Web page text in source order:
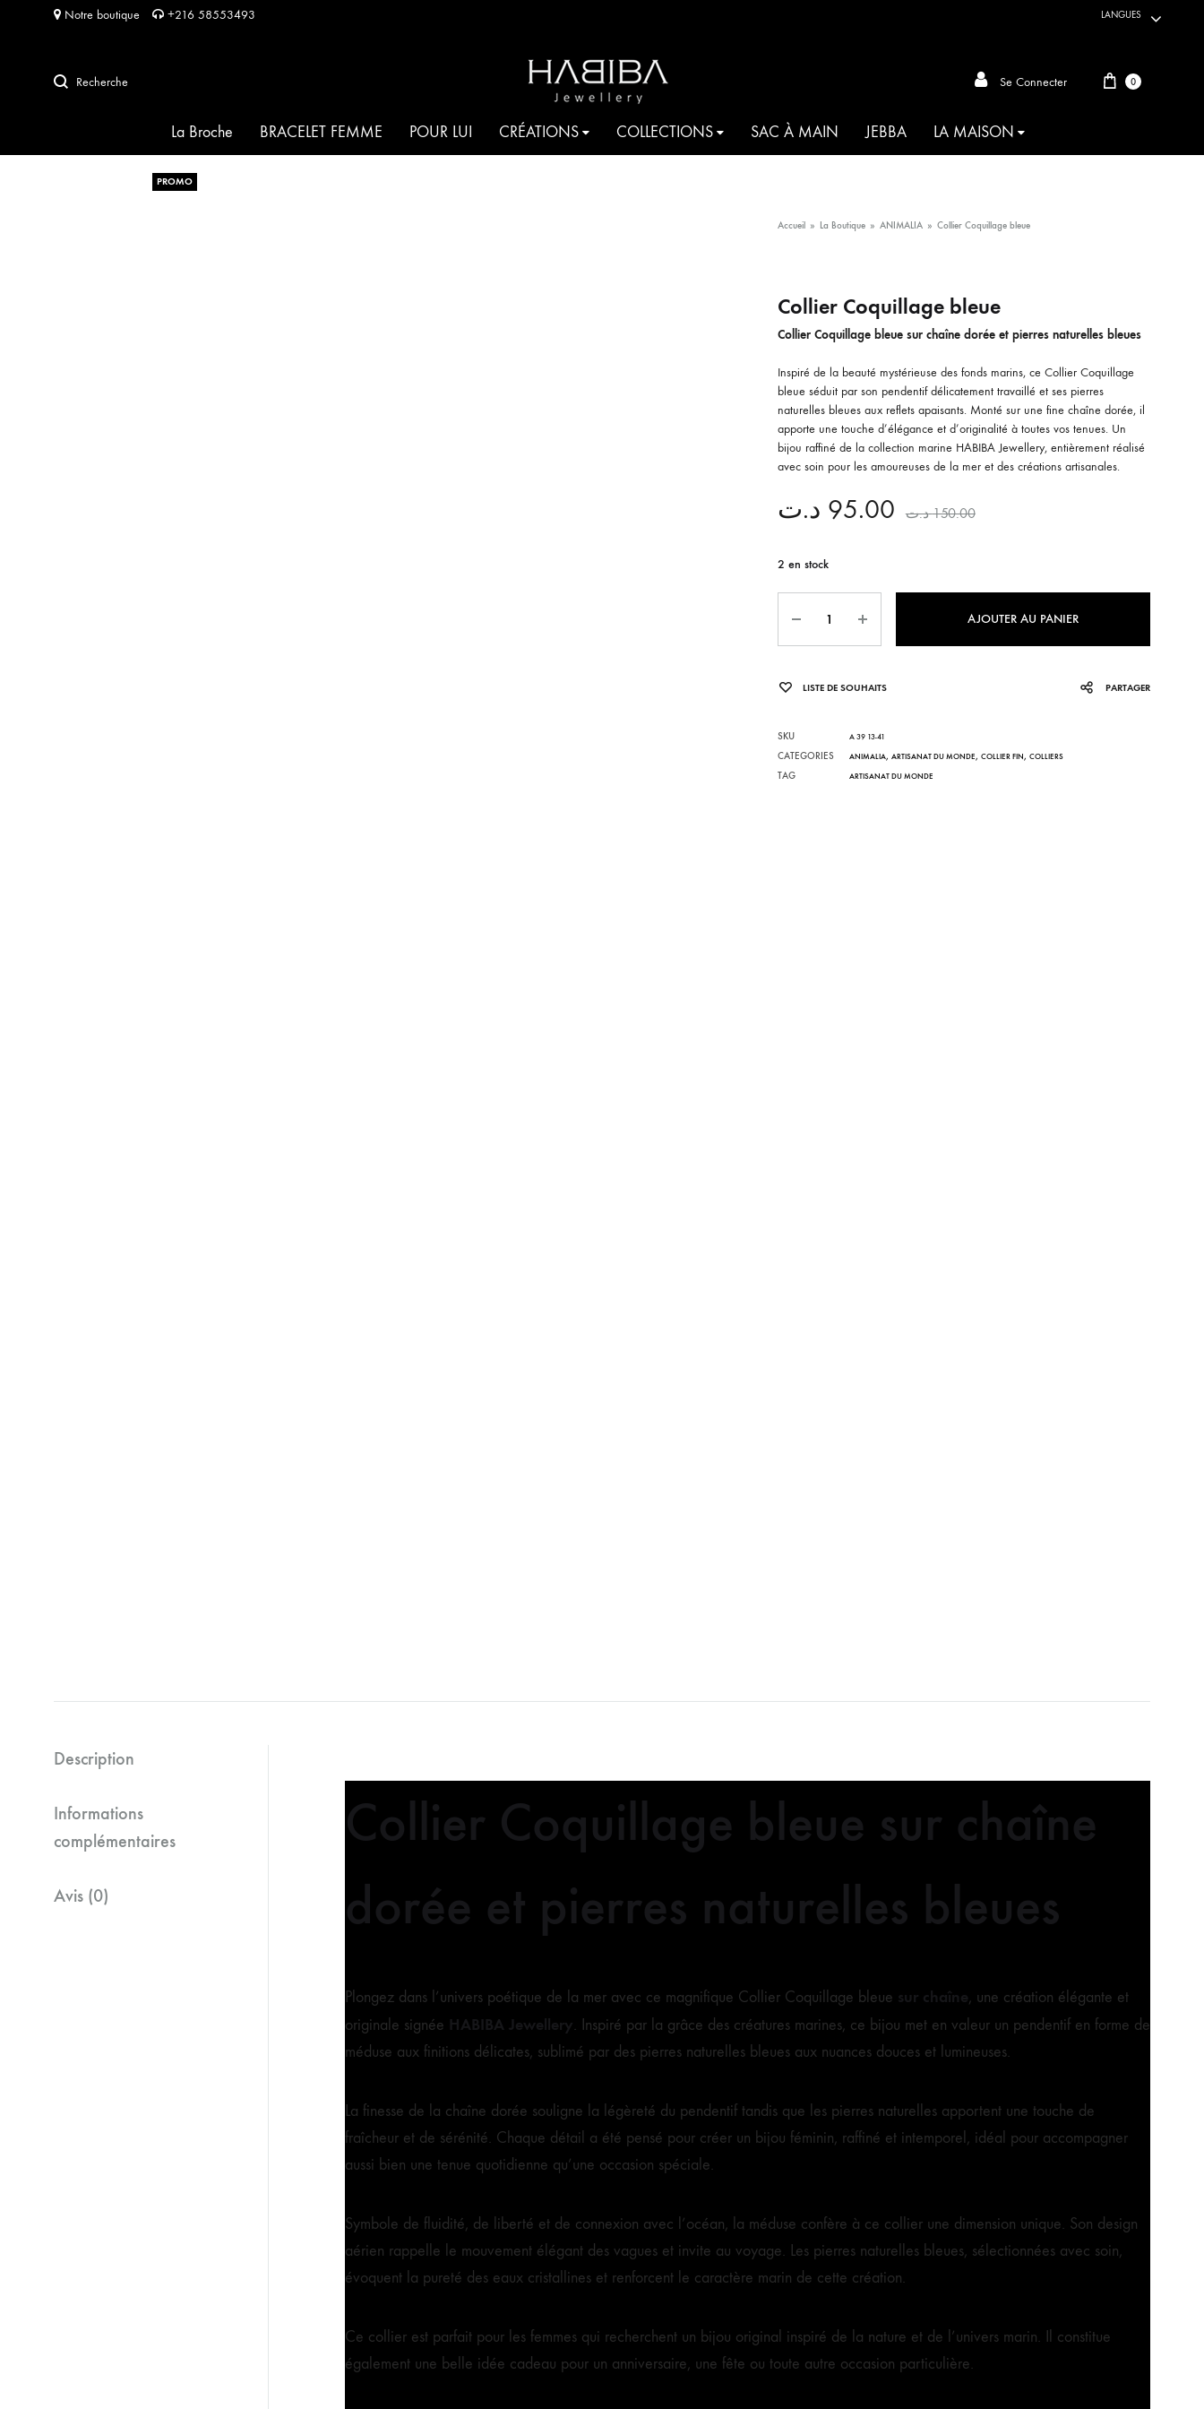
Notre boutique +216 58553493 LANGUES
Recherche
HABIBA
JEWELLERY
Be
Se Connecter Panier
0
La Broche BRACELET FEMME POUR LUI CRÉATIONS COLLECTIONS
ANIMALIA
SOIE D’HABIBA
MAHBOUBA
KHOMSSA
CORALIA
AFRICANA
LUNEA
LIRA
SAC À MAIN JEBBA LA MAISON
PROMO
Accueil » La Boutique » ANIMALIA » Collier Coquillage bleue
Collier Coquillage bleue
Collier Coquillage bleue sur chaîne dorée et pierres naturelles bleues
Inspiré de la beauté mystérieuse des fonds marins, ce Collier Coquillage
bleue séduit par son pendentif délicatement travaillé et ses pierres
naturelles bleues aux reflets apaisants. Monté sur une fine chaîne dorée, il
apporte une touche d’élégance et d’originalité à toutes vos tenues. Un
bijou raffiné de la collection marine HABIBA Jewellery, entièrement réalisé
avec soin pour les amoureuses de la mer et des créations artisanales.
95.00 د.ت 150.00 د.ت
2 en stock
AJOUTER AU PANIER
LISTE DE SOUHAITS PARTAGER
SKU A 39 13-41
CATEGORIES ANIMALIA, ARTISANAT DU MONDE, COLLIER FIN, COLLIERS
TAG ARTISANAT DU MONDE
Description
Informations
complémentaires
Avis (0)
Collier Coquillage bleue sur chaîne
dorée et pierres naturelles bleues
Plongez dans l’univers poétique de la mer avec ce magnifique Collier Coquillage bleue sur chaîne, une création élégante et
originale signée HABIBA Jewellery. Inspiré par la grâce des créatures marines, ce bijou met en valeur un pendentif en forme de
méduse aux finitions délicates, sublimé par des pierres naturelles bleues aux nuances douces et lumineuses.
La finesse de la chaîne dorée souligne la légèreté du pendentif tandis que les pierres naturelles apportent une touche de
fraîcheur et de sérénité. Chaque détail a été pensé pour créer un bijou féminin, raffiné et intemporel, idéal pour accompagner
aussi bien une tenue quotidienne qu’une occasion spéciale.
Symbole de fluidité, de liberté et de connexion avec l’océan, la méduse confère à ce collier une dimension unique. Son design
aérien rappelle le mouvement élégant des vagues et invite au voyage. Les pierres naturelles bleues, sélectionnées avec soin,
évoquent la pureté des eaux cristallines et renforcent le caractère marin de cette création.
Ce collier est parfait pour les femmes qui recherchent un bijou original inspiré de la nature et de l’univers marin. Il constitue
également une belle idée cadeau pour un anniversaire, une fête ou toute autre occasion particulière.